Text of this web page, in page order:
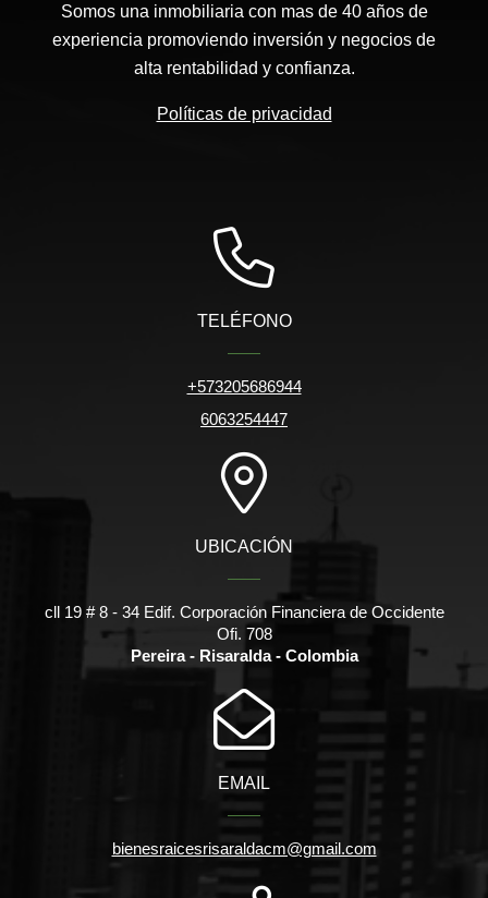
Somos una inmobiliaria con mas de 40 años de
experiencia promoviendo inversión y negocios de
alta rentabilidad y confianza.
Políticas de privacidad
TELÉFONO
+573205686944
6063254447
UBICACIÓN
cll 19 # 8 - 34 Edif. Corporación Financiera de Occidente
Ofi. 708
Pereira - Risaralda - Colombia
EMAIL
bienesraicesrisaraldacm@gmail.com